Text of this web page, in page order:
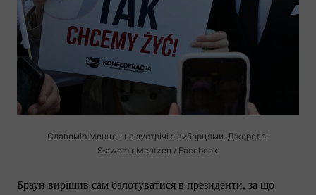
Славомір Менцен на зустрічі з виборцями. Джерело:
Sławomir Mentzen / Facebook
Браун вирішив сам балотуватися в президенти, за що